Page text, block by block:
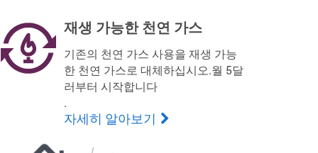
재생 가능한 천연 가스
기존의 천연 가스 사용을 재생 가능
한 천연 가스로 대체하십시오.월 5달
러부터 시작합니다
.
자세히 알아보기